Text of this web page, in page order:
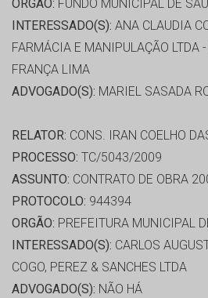
ORGÃO: FUNDO MUNICIPAL DE
INTERESSADO(S): ANA CLAUDIA
FARMÁCIA E MANIPULAÇÃO LTDA -
FRANÇA LIMA
ADVOGADO(S): MARIEL SASADA
RELATOR: CONS. IRAN COELHO
PROCESSO: TC/5043/2009
ASSUNTO: CONTRATO DE OBRA
PROTOCOLO: 944394
ORGÃO: PREFEITURA MUNICIPAL
INTERESSADO(S): CARLOS
COGO, PEREZ & SANCHES LTDA
ADVOGADO(S): NÃO HÁ